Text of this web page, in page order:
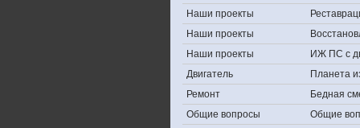
Наши проекты
Наши проекты
Наши проекты
ИЖ ПС с
Двигатель
Планета
Ремонт
Бедная
Общие вопросы
Общие